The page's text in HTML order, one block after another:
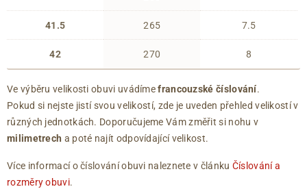
41.5
42
265
270
7.5
8
Ve výběru velikosti obuvi uvádímefrancouzské číslování.
Pokud si nejste jistí svou velikostí, zde je uveden přehled velikostí v
různých jednotkách. Doporučujeme Vám změřit si nohu v
milimetrech a poté najít odpovídající velikost.
Více informací o číslování obuvi naleznete v článku Číslování a
rozměry obuvi.